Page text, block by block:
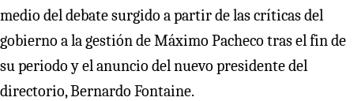
medio del debate surgido a partir de las críticas del
gobierno a la gestión de Máximo Pacheco tras el fin de
su periodo y el anuncio del nuevo presidente del
directorio, Bernardo Fontaine.